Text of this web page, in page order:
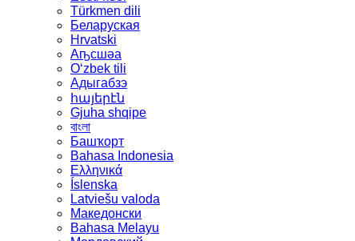
Türkmen dili
Беларуская
Hrvatski
Аҧсшәа
Oʻzbek tili
Адыгабзэ
հայերէն
Gjuha shqipe
বাংলা
Башҡорт
Bahasa Indonesia
Ελληνικά
Íslenska
Latviešu valoda
Македонски
Bahasa Melayu